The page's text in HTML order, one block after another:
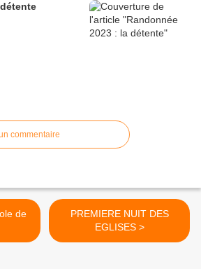
commentaire
PREMIERE NUIT DES
EGLISES >